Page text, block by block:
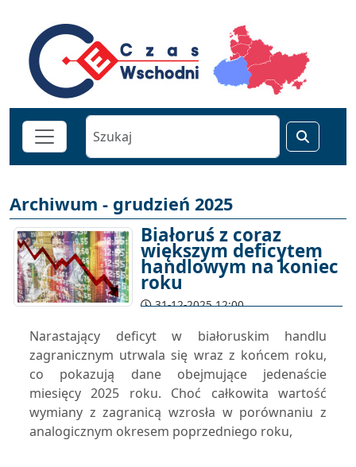
Archiwum - grudzień 2025
Białoruś z coraz
większym deficytem
handlowym na koniec
roku
31-12-2025 12:00
Narastający deficyt w białoruskim handlu
zagranicznym utrwala się wraz z końcem roku,
co pokazują dane obejmujące jedenaście
miesięcy 2025 roku. Choć całkowita wartość
wymiany z zagranicą wzrosła w porównaniu z
analogicznym okresem poprzedniego roku,